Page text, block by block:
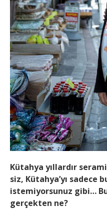
Kütahya yıllardır
siz, Kütahya’yı sadece
istemiyorsunuz gibi…
gerçekten ne?